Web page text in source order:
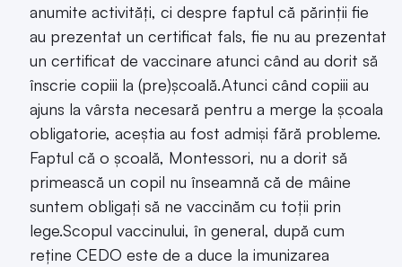
anumite activități, ci despre faptul că părinții fie
au prezentat un certificat fals, fie nu au prezentat
un certificat de vaccinare atunci când au dorit să
înscrie copiii la (pre)școală.Atunci când copiii au
ajuns la vârsta necesară pentru a merge la școala
obligatorie, aceștia au fost admiși fără probleme.
Faptul că o școală, Montessori, nu a dorit să
primească un copil nu înseamnă că de mâine
suntem obligați să ne vaccinăm cu toții prin
lege.Scopul vaccinului, în general, după cum
reține CEDO este de a duce la imunizarea